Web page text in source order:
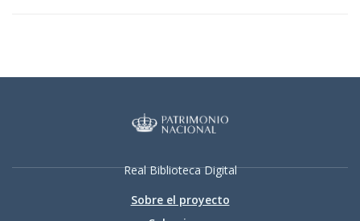
Real Biblioteca Digital
Sobre el proyecto